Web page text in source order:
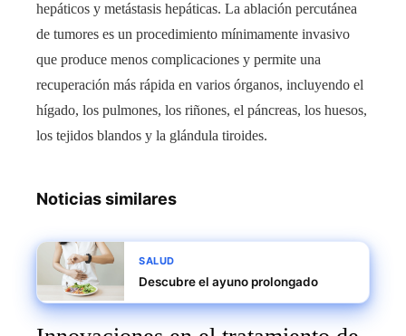
hepáticos y metástasis hepáticas. La ablación percutánea
de tumores es un procedimiento mínimamente invasivo
que produce menos complicaciones y permite una
recuperación más rápida en varios órganos, incluyendo el
hígado, los pulmones, los riñones, el páncreas, los huesos,
los tejidos blandos y la glándula tiroides.
Noticias similares
SALUD
Descubre el ayuno prolongado